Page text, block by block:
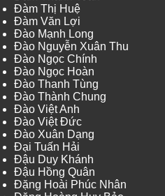
Đàm Thị Huệ
Đàm Văn Lợi
Đào Mạnh Long
Đào Nguyễn Xuân Thu
Đào Ngọc Chính
Đào Ngọc Hoàn
Đào Thanh Tùng
Đào Thành Chung
Đào Việt Anh
Đào Việt Đức
Đào Xuân Dạng
Đại Tuấn Hải
Đậu Duy Khánh
Đậu Hồng Quân
Đặng Hoài Phúc Nhân